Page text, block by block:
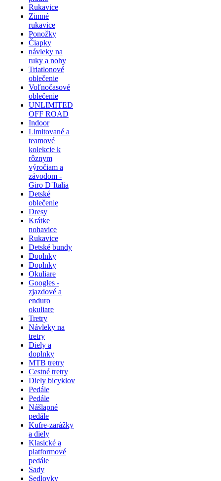
Rukavice
Zimné
rukavice
Ponožky
Čiapky
návleky na
ruky a nohy
Triatlonové
oblečenie
Voľnočasové
oblečenie
UNLIMITED
OFF ROAD
Indoor
Limitované a
teamové
kolekcie k
rôznym
výročiam a
závodom -
Giro D´Italia
Detské
oblečenie
Dresy
Krátke
nohavice
Rukavice
Detské bundy
Doplnky
Doplnky
Okuliare
Googles -
zjazdové a
enduro
okuliare
Tretry
Návleky na
tretry
Diely a
doplnky
MTB tretry
Cestné tretry
Diely bicyklov
Pedále
Pedále
Nášlapné
pedále
Kufre-zarážky
a diely
Klasické a
platformové
pedále
Sady
Sedlovky